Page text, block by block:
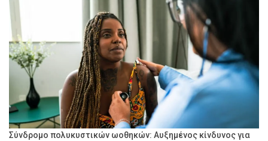
Σύνδρομο πολυκυστικών ωοθηκών: Αυξημένος κίνδυνος για